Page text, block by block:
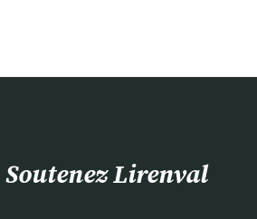
Soutenez Lirenval